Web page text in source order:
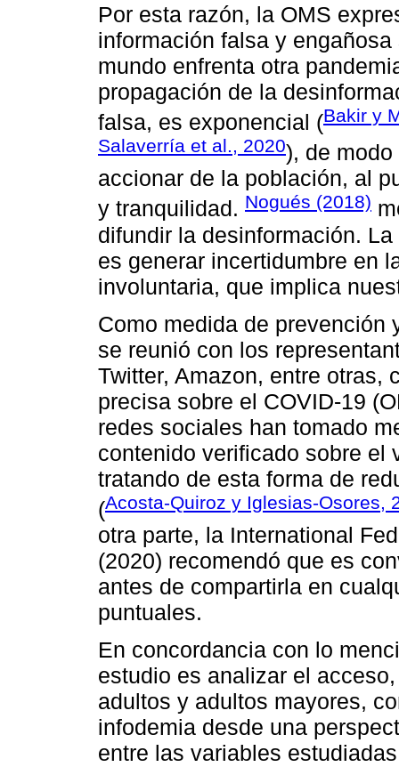
Por esta razón, la OMS
información falsa y
mundo enfrenta otra
propagación de la
falsa, es exponencial (Bakir y
Salaverría et al., 2020), de
accionar de la población, al
y tranquilidad. Nogués (2018)
difundir la desinformación.
es generar incertidumbre en
involuntaria, que implica
Como medida de prevención
se reunió con los
Twitter, Amazon, entre otras,
precisa sobre el COVID-19
redes sociales han tomado
contenido verificado sobre el
tratando de esta forma de
(Acosta-Quiroz y Iglesias-Osores,
otra parte, la International
(2020) recomendó que es
antes de compartirla en
puntuales.
En concordancia con lo
estudio es analizar el
adultos y adultos mayores,
infodemia desde una
entre las variables